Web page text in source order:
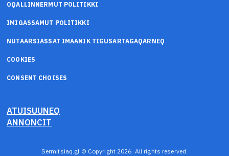
OQALLINNERMUT POLITIKKI
IMIGASSAMUT POLITIKKI
NUTAARSIASSAT IMAANIK TIGUSARTAGAQARNEQ
COOKIES
CONSENT CHOISES
ATUISUUNEQ
ANNONCIT
Sermitsiaq.gl © Copyright 2026. All rights reserved.